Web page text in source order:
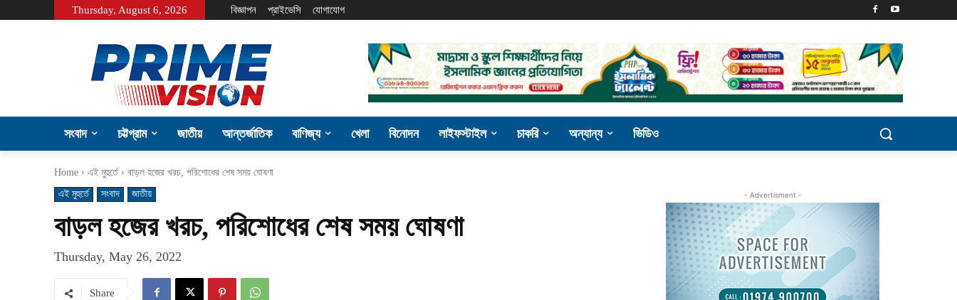
Thursday, August 6, 2026 বিজ্ঞাপন প্রাইভেসি যোগাযোগ
সংবাদ চট্টগ্রাম জাতীয় আন্তর্জাতিক বাণিজ্য খেলা বিনোদন লাইফস্টাইল চাকরি অন্যান্য ভিডিও
Home এই মুহুর্তে
বাড়ল হজের খরচ, পরিশোধের শেষ সময় ঘোষণা
এই মুহুর্তে
সংবাদ জাতীয়
বাড়ল হজের খরচ, পরিশোধের শেষ সময় ঘোষণা
Thursday, May 26, 2022
Share
- Advertisment -